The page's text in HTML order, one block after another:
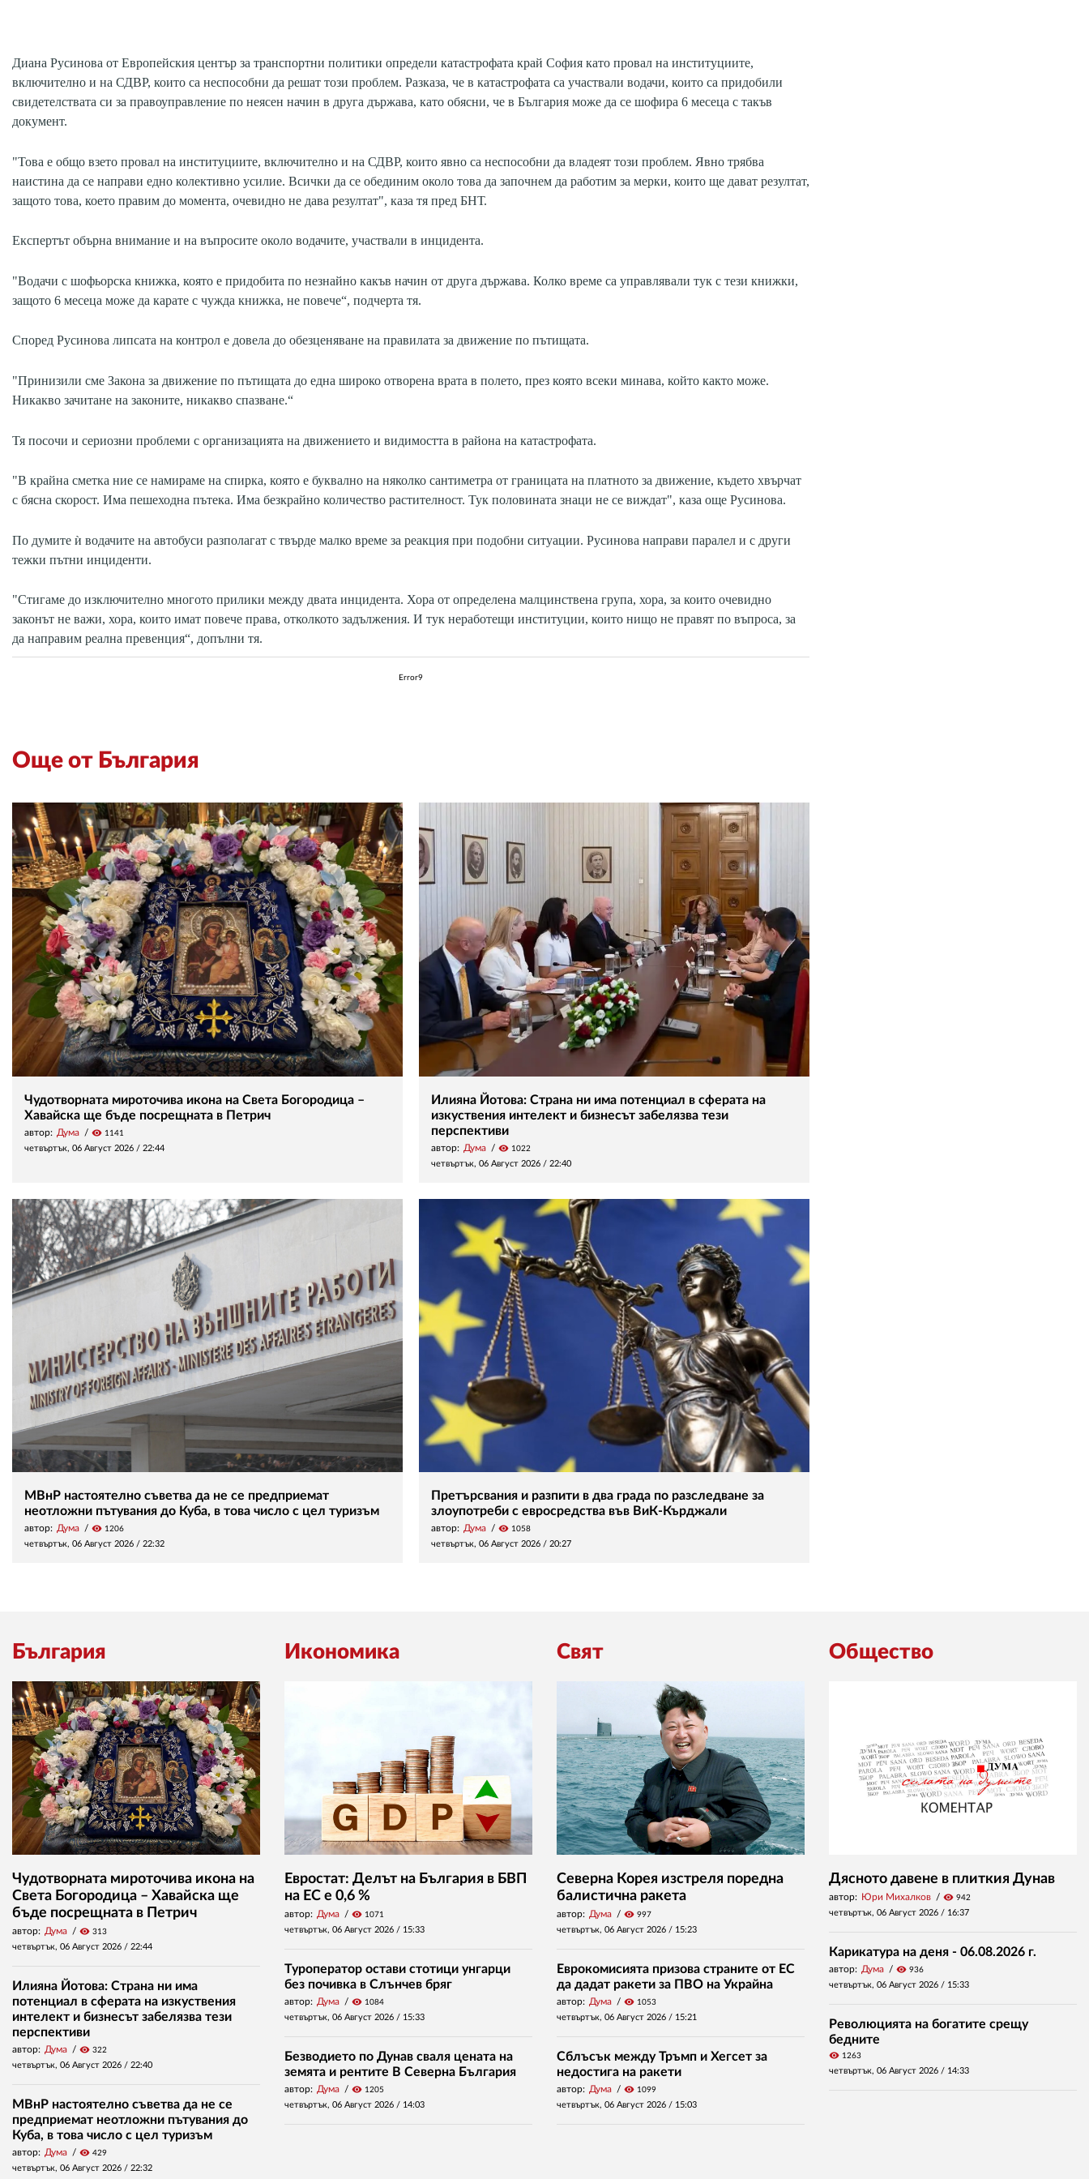
Диана Русинова от Европейския център за транспортни политики определи катастрофата край София като провал на институциите,
включително и на СДВР, които са неспособни да решат този проблем. Разказа, че в катастрофата са участвали водачи, които са придобили
свидетелствата си за правоуправление по неясен начин в друга държава, като обясни, че в България може да се шофира 6 месеца с такъв
документ.
"Това е общо взето провал на институциите, включително и на СДВР, които явно са неспособни да владеят този проблем. Явно трябва
наистина да се направи едно колективно усилие. Всички да се обединим около това да започнем да работим за мерки, които ще дават резултат,
защото това, което правим до момента, очевидно не дава резултат", каза тя пред БНТ.
Експертът обърна внимание и на въпросите около водачите, участвали в инцидента.
"Водачи с шофьорска книжка, която е придобита по незнайно какъв начин от друга държава. Колко време са управлявали тук с тези книжки,
защото 6 месеца може да карате с чужда книжка, не повече“, подчерта тя.
Според Русинова липсата на контрол е довела до обезценяване на правилата за движение по пътищата.
"Принизили сме Закона за движение по пътищата до една широко отворена врата в полето, през която всеки минава, който както може.
Никакво зачитане на законите, никакво спазване.“
Тя посочи и сериозни проблеми с организацията на движението и видимостта в района на катастрофата.
"В крайна сметка ние се намираме на спирка, която е буквално на няколко сантиметра от границата на платното за движение, където хвърчат
с бясна скорост. Има пешеходна пътека. Има безкрайно количество растителност. Тук половината знаци не се виждат", каза още Русинова.
По думите ѝ водачите на автобуси разполагат с твърде малко време за реакция при подобни ситуации. Русинова направи паралел и с други
тежки пътни инциденти.
"Стигаме до изключително многото прилики между двата инцидента. Хора от определена малцинствена група, хора, за които очевидно
законът не важи, хора, които имат повече права, отколкото задължения. И тук неработещи институции, които нищо не правят по въпроса, за
да направим реална превенция“, допълни тя.
Error9
Още от България
Чудотворната мироточива икона на Света Богородица –
Хавайска ще бъде посрещната в Петрич
автор: Дума visibility 1141
четвъртък, 06 Август 2026 / 22:44
Илияна Йотова: Страна ни има потенциал в сферата на
изкуствения интелект и бизнесът забелязва тези
перспективи
автор: Дума visibility 1022
четвъртък, 06 Август 2026 / 22:40
МВнР настоятелно съветва да не се предприемат
неотложни пътувания до Куба, в това число с цел туризъм
автор: Дума visibility 1206
четвъртък, 06 Август 2026 / 22:32
Претърсвания и разпити в два града по разследване за
злоупотреби с евросредства във ВиК-Кърджали
автор: Дума visibility 1058
четвъртък, 06 Август 2026 / 20:27
България
Чудотворната мироточива икона на
Света Богородица – Хавайска ще
бъде посрещната в Петрич
автор: Дума visibility 313
четвъртък, 06 Август 2026 / 22:44
Илияна Йотова: Страна ни има
потенциал в сферата на изкуствения
интелект и бизнесът забелязва тези
перспективи
автор: Дума visibility 322
четвъртък, 06 Август 2026 / 22:40
МВнР настоятелно съветва да не се
предприемат неотложни пътувания до
Куба, в това число с цел туризъм
автор: Дума visibility 429
четвъртък, 06 Август 2026 / 22:32
Икономика
Евростат: Делът на България в БВП
на ЕС е 0,6 %
автор: Дума visibility 1071
четвъртък, 06 Август 2026 / 15:33
Туроператор остави стотици унгарци
без почивка в Слънчев бряг
автор: Дума visibility 1084
четвъртък, 06 Август 2026 / 15:33
Безводието по Дунав сваля цената на
земята и рентите В Северна България
автор: Дума visibility 1205
четвъртък, 06 Август 2026 / 14:03
Свят
Северна Корея изстреля поредна
балистична ракета
автор: Дума visibility 997
четвъртък, 06 Август 2026 / 15:23
Еврокомисията призова страните от ЕС
да дадат ракети за ПВО на Украйна
автор: Дума visibility 1053
четвъртък, 06 Август 2026 / 15:21
Сблъсък между Тръмп и Хегсет за
недостига на ракети
автор: Дума visibility 1099
четвъртък, 06 Август 2026 / 15:03
Общество
Дясното давене в плиткия Дунав
автор: Юри Михалков visibility 942
четвъртък, 06 Август 2026 / 16:37
Карикатура на деня - 06.08.2026 г.
автор: Дума visibility 936
четвъртък, 06 Август 2026 / 15:33
Революцията на богатите срещу
бедните
visibility 1263
четвъртък, 06 Август 2026 / 14:33